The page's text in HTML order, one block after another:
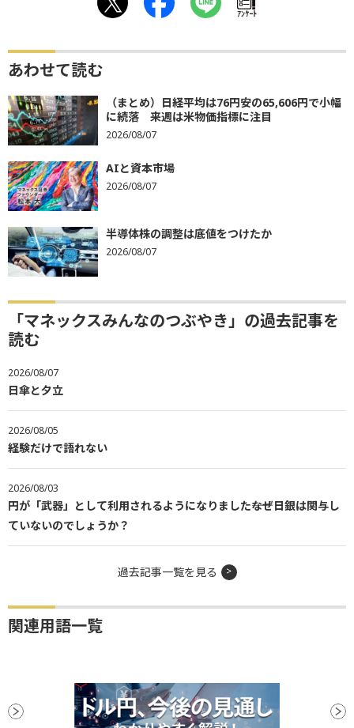
ｱﾝｹｰﾄ
あわせて読む
（まとめ）日経平均は76円安の65,606円で小幅
に続落 来週は米物価指標に注目
2026/08/07
AIと資本市場
2026/08/07
半導体株の調整は底値をつけたか
2026/08/07
「マネックスみんなのつぶやき」の過去記事を
読む
2026/08/07
日傘と夕立
2026/08/05
経験だけで語れない
2026/08/03
円が「武器」として利用されるようになりました――なぜ日銀は関与し
ていないのでしょうか？
過去記事一覧を見る
関連用語一覧